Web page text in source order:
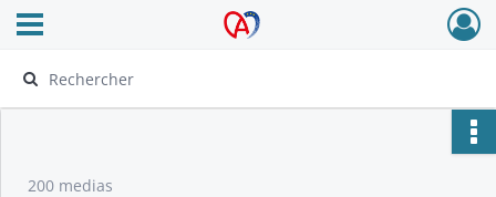
Archives Alsace - Colmar
Ouvrir le menu déroulant
200 medias